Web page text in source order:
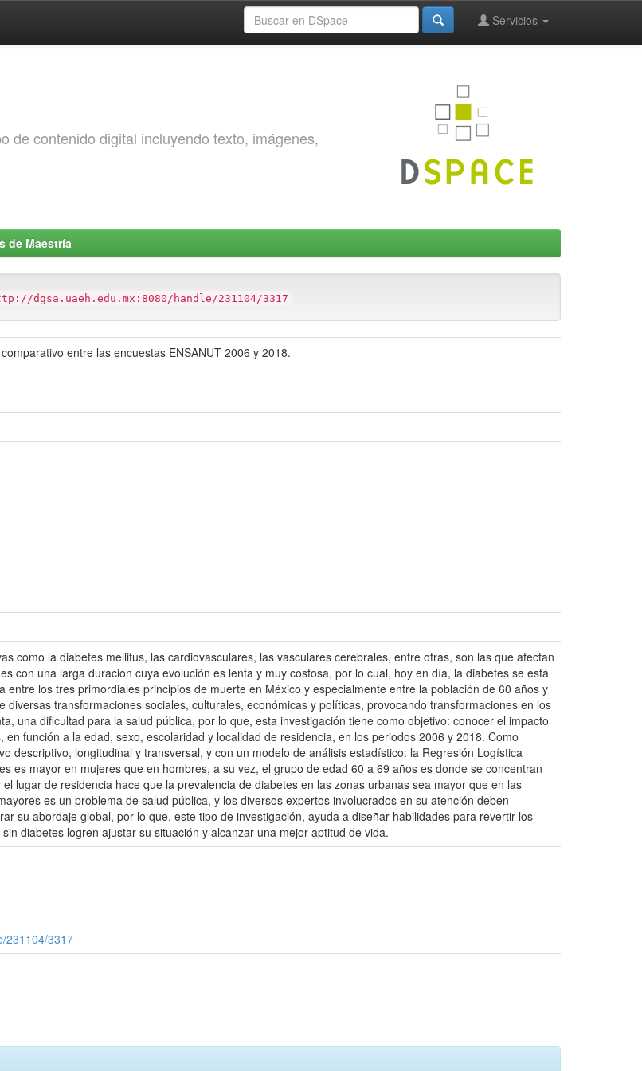
Servicios
de contenido digital incluyendo texto, imágenes,
de Maestría
dgsa.uaeh.edu.mx:8080/handle/231104/3317
entre las encuestas ENSANUT 2006 y 2018.
como la diabetes mellitus, las cardiovasculares, las vasculares cerebrales, entre otras, son las que afectan
con una larga duración cuya evolución es lenta y muy costosa, por lo cual, hoy en día, la diabetes se está
entre los tres primordiales principios de muerte en México y especialmente entre la población de 60 años y
transformaciones sociales, culturales, económicas y políticas, provocando transformaciones en los
una dificultad para la salud pública, por lo que, esta investigación tiene como objetivo: conocer el impacto
función a la edad, sexo, escolaridad y localidad de residencia, en los periodos 2006 y 2018. Como
descriptivo, longitudinal y transversal, y con un modelo de análisis estadístico: la Regresión Logística
es mayor en mujeres que en hombres, a su vez, el grupo de edad 60 a 69 años es donde se concentran
lugar de residencia hace que la prevalencia de diabetes en las zonas urbanas sea mayor que en las
es un problema de salud pública, y los diversos expertos involucrados en su atención deben
su abordaje global, por lo que, este tipo de investigación, ayuda a diseñar habilidades para revertir los
diabetes logren ajustar su situación y alcanzar una mejor aptitud de vida.
231104/3317